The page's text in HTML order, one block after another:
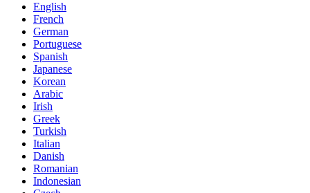
English
French
German
Portuguese
Spanish
Japanese
Korean
Arabic
Irish
Greek
Turkish
Italian
Danish
Romanian
Indonesian